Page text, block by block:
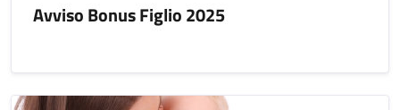
Avviso Bonus Figlio 2025